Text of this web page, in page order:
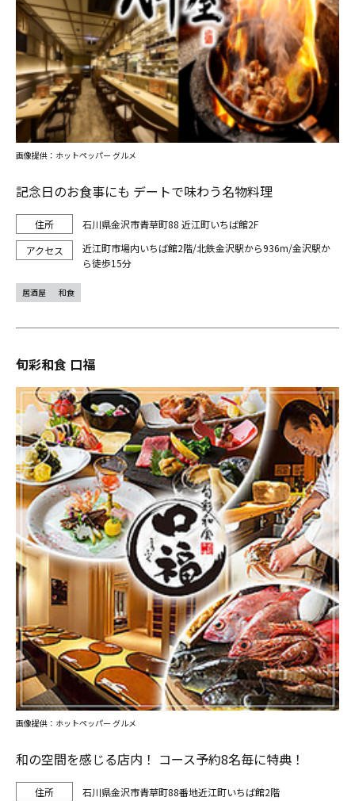
記念日のお食事にも デートで味わう名物料理
石川県金沢市青草町88 近江町いちば館2F
近江町市場内いちば館2階/北鉄金沢駅から936m/金沢駅か
ら徒歩15分
画像提供：ホットペッパー グルメ
居酒屋 和食
旬彩和食 口福
和の空間を感じる店内！ コース予約8名毎に特典！
石川県金沢市青草町88番地近江町いちば館2階
画像提供：ホットペッパー グルメ